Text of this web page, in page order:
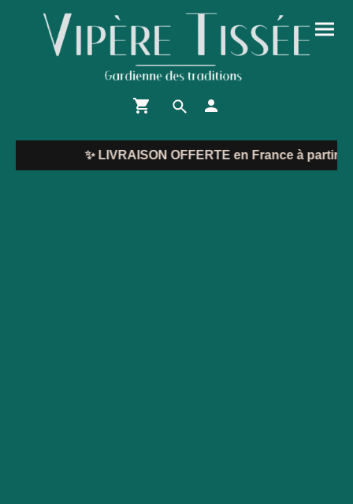
✨LIVRAISON OFFERTE en France à partir